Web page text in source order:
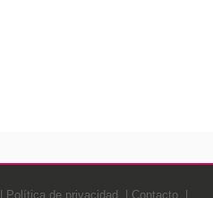
Política de privacidad Contacto